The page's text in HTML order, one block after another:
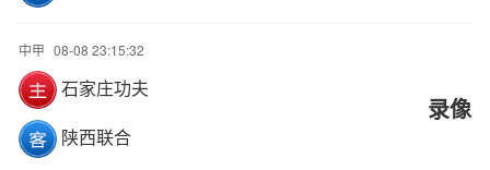
中甲 08-08 23:15:32
石家庄功夫
陕西联合
录像